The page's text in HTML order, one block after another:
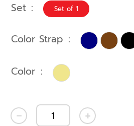
Set Set of 1
Color
Color Strap